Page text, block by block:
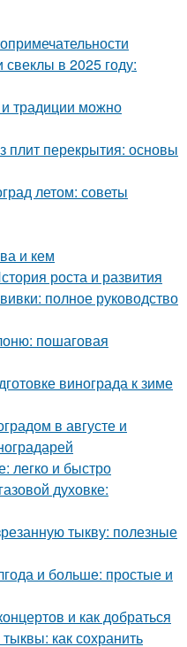
в 2025 году:
традиции можно
плит перекрытия: основы
летом: советы
и кем
роста и развития
полное руководство
пошаговая
винограда к зиме
в августе и
легко и быстро
духовке:
тыкву: полезные
и больше: простые и
и как добраться
как сохранить